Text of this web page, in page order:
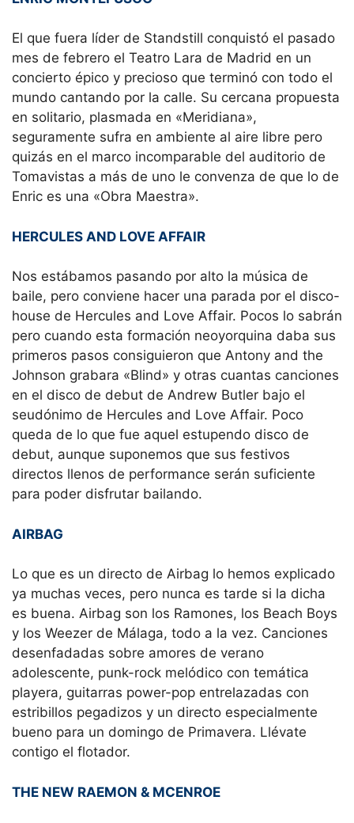
El que fuera líder de Standstill conquistó el pasado
mes de febrero el Teatro Lara de Madrid en un
concierto épico y precioso que terminó con todo el
mundo cantando por la calle. Su cercana propuesta
en solitario, plasmada en «Meridiana»,
seguramente sufra en ambiente al aire libre pero
quizás en el marco incomparable del auditorio de
Tomavistas a más de uno le convenza de que lo de
Enric es una «Obra Maestra».
HERCULES AND LOVE AFFAIR
Nos estábamos pasando por alto la música de
baile, pero conviene hacer una parada por el disco-
house de Hercules and Love Affair. Pocos lo sabrán
pero cuando esta formación neoyorquina daba sus
primeros pasos consiguieron que Antony and the
Johnson grabara «Blind» y otras cuantas canciones
en el disco de debut de Andrew Butler bajo el
seudónimo de Hercules and Love Affair. Poco
queda de lo que fue aquel estupendo disco de
debut, aunque suponemos que sus festivos
directos llenos de performance serán suficiente
para poder disfrutar bailando.
AIRBAG
Lo que es un directo de Airbag lo hemos explicado
ya muchas veces, pero nunca es tarde si la dicha
es buena. Airbag son los Ramones, los Beach Boys
y los Weezer de Málaga, todo a la vez. Canciones
desenfadadas sobre amores de verano
adolescente, punk-rock melódico con temática
playera, guitarras power-pop entrelazadas con
estribillos pegadizos y un directo especialmente
bueno para un domingo de Primavera. Llévate
contigo el flotador.
THE NEW RAEMON & MCENROE